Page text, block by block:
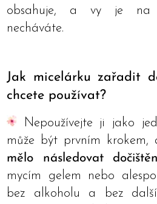
obsahuje, a vy je na
necháváte.
Jak micelárku zařadit
chcete používat?
Nepoužívejte ji jako
může být prvním krokem,
mělo následovat
mycím gelem nebo
bez alkoholu a bez